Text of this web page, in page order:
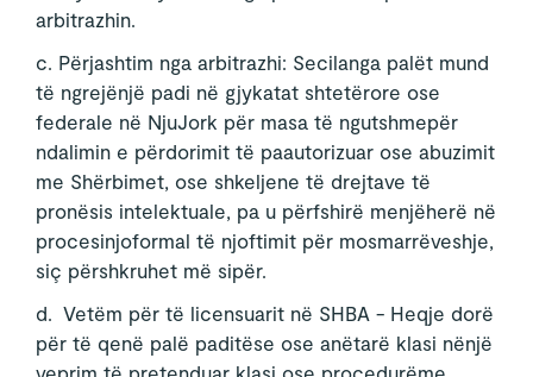
arbitrazhin.
c. Përjashtim nga arbitrazhi: Secilanga palët mund
të ngrejënjë padi në gjykatat shtetërore ose
federale në NjuJork për masa të ngutshmepër
ndalimin e përdorimit të paautorizuar ose abuzimit
me Shërbimet, ose shkeljene të drejtave të
pronësis intelektuale, pa u përfshirë menjëherë në
procesinjoformal të njoftimit për mosmarrëveshje,
siç përshkruhet më sipër.
d. Vetëm për të licensuarit në SHBA - Heqje dorë
për të qenë palë paditëse ose anëtarë klasi nënjë
veprim të pretenduar klasi ose procedurëme